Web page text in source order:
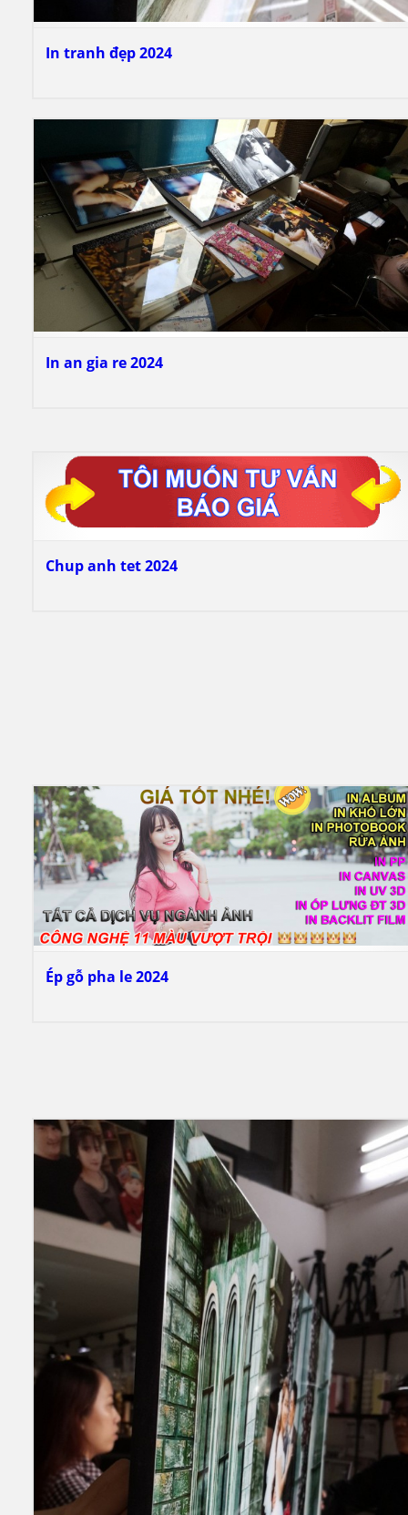
In tranh đẹp 2024
In an gia re 2024
Chup anh tet 2024
Ép gỗ pha le 2024